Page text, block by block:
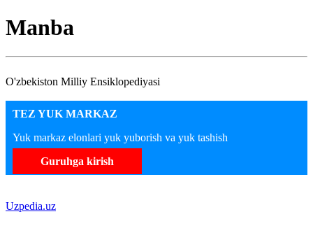
Manba
O'zbekiston Milliy Ensiklopediyasi
TEZ YUK MARKAZ
Yuk markaz elonlari yuk yuborish va yuk tashish
Guruhga kirish
Uzpedia.uz